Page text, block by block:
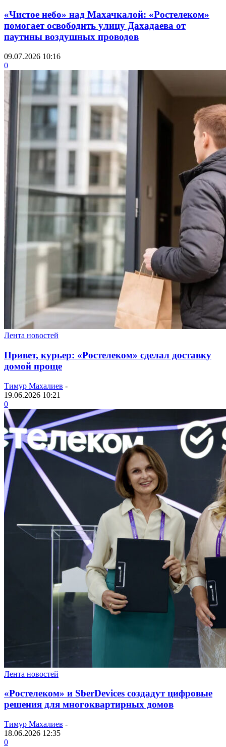
«Чистое небо» над Махачкалой: «Ростелеком»
помогает освободить улицу Дахадаева от
паутины воздушных проводов
09.07.2026 10:16
0
Лента новостей
Привет, курьер: «Ростелеком» сделал доставку
домой проще
Тимур Махалиев -
19.06.2026 10:21
0
Лента новостей
«Ростелеком» и SberDevices создадут цифровые
решения для многоквартирных домов
Тимур Махалиев -
18.06.2026 12:35
0